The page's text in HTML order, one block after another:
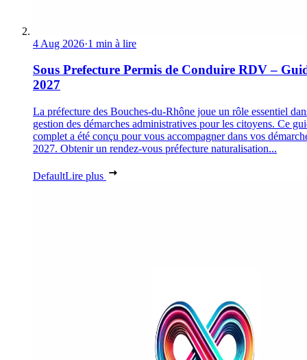
4 Aug 2026·1 min à lire
Sous Prefecture Permis de Conduire RDV –
2027
La préfecture des Bouches-du-Rhône joue un rôle essentiel
gestion des démarches administratives pour les citoyens. Ce
complet a été conçu pour vous accompagner dans vos
2027. Obtenir un rendez-vous préfecture naturalisation...
DefaultLire plus